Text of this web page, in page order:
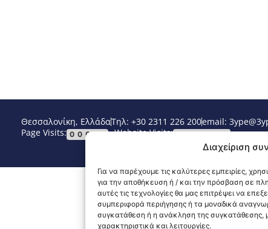
Διαχείριση
Για να παρέχουμε τις καλύτερες εμπειρίες,
για την αποθήκευση ή / και την πρόσβαση σε
αυτές τις τεχνολογίες θα μας επιτρέψει να
συμπεριφορά περιήγησης ή τα μοναδικά
συγκατάθεση ή η ανάκληση της συγκατάθεσης,
χαρακτηριστικά και λειτουργίες.
Θεσσαλονίκη, ΕλλάδαΤηλ: +30 2311 226 200email:
Page Visits: 00041 Website Visits: 1588993